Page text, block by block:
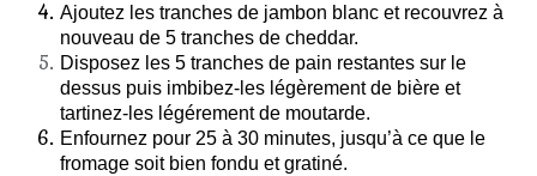
Ajoutez les tranches de jambon blanc et recouvrez à
nouveau de 5 tranches de cheddar.
Disposez les 5 tranches de pain restantes sur le
dessus puis imbibez-les légèrement de bière et
tartinez-les légérement de moutarde.
Enfournez pour 25 à 30 minutes, jusqu’à ce que le
fromage soit bien fondu et gratiné.